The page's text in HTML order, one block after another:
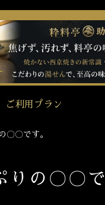
ご利用プラン
〇〇です。
りの〇〇で